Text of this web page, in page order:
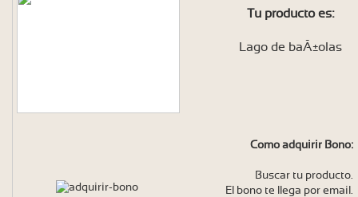
Tu producto es:
Lago de baÃ±olas
Como adquirir Bono:
Buscar tu producto.
El bono te llega por email.